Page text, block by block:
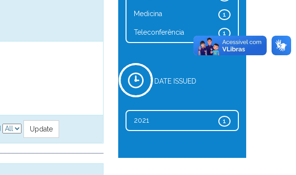
1
Medicina
1
Teleconferência
DATE ISSUED
1
2021